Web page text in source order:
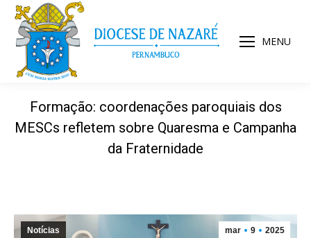
MENU
Formação: coordenações paroquiais dos
MESCs refletem sobre Quaresma e Campanha
da Fraternidade
mar 9 2025
Notícias